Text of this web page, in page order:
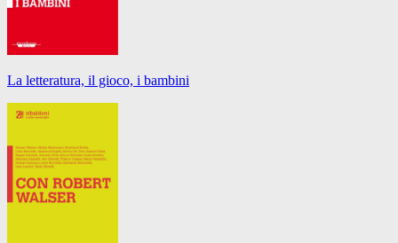
La letteratura, il gioco, i bambini